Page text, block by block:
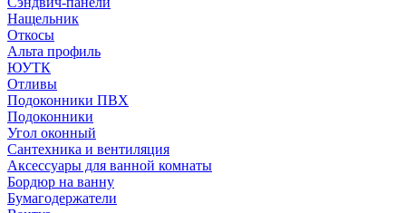
Нащельник
Откосы
Альта профиль
ЮУТК
Отливы
Подоконники ПВХ
Подоконники
Угол оконный
Сантехника и вентиляция
Аксессуары для ванной комнаты
Бордюр на ванну
Бумагодержатели